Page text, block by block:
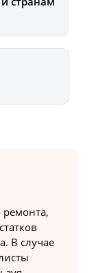
ремонта,
В случае